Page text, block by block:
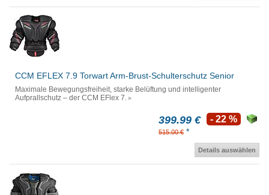
CCM EFLEX 7.9 Torwart Arm-Brust-Schulterschutz Senior
Maximale Bewegungsfreiheit, starke Belüftung und intelligenter
Aufprallschutz – der CCM EFlex 7.
399.99 €
515.00 € *
- 22 %
Details auswählen